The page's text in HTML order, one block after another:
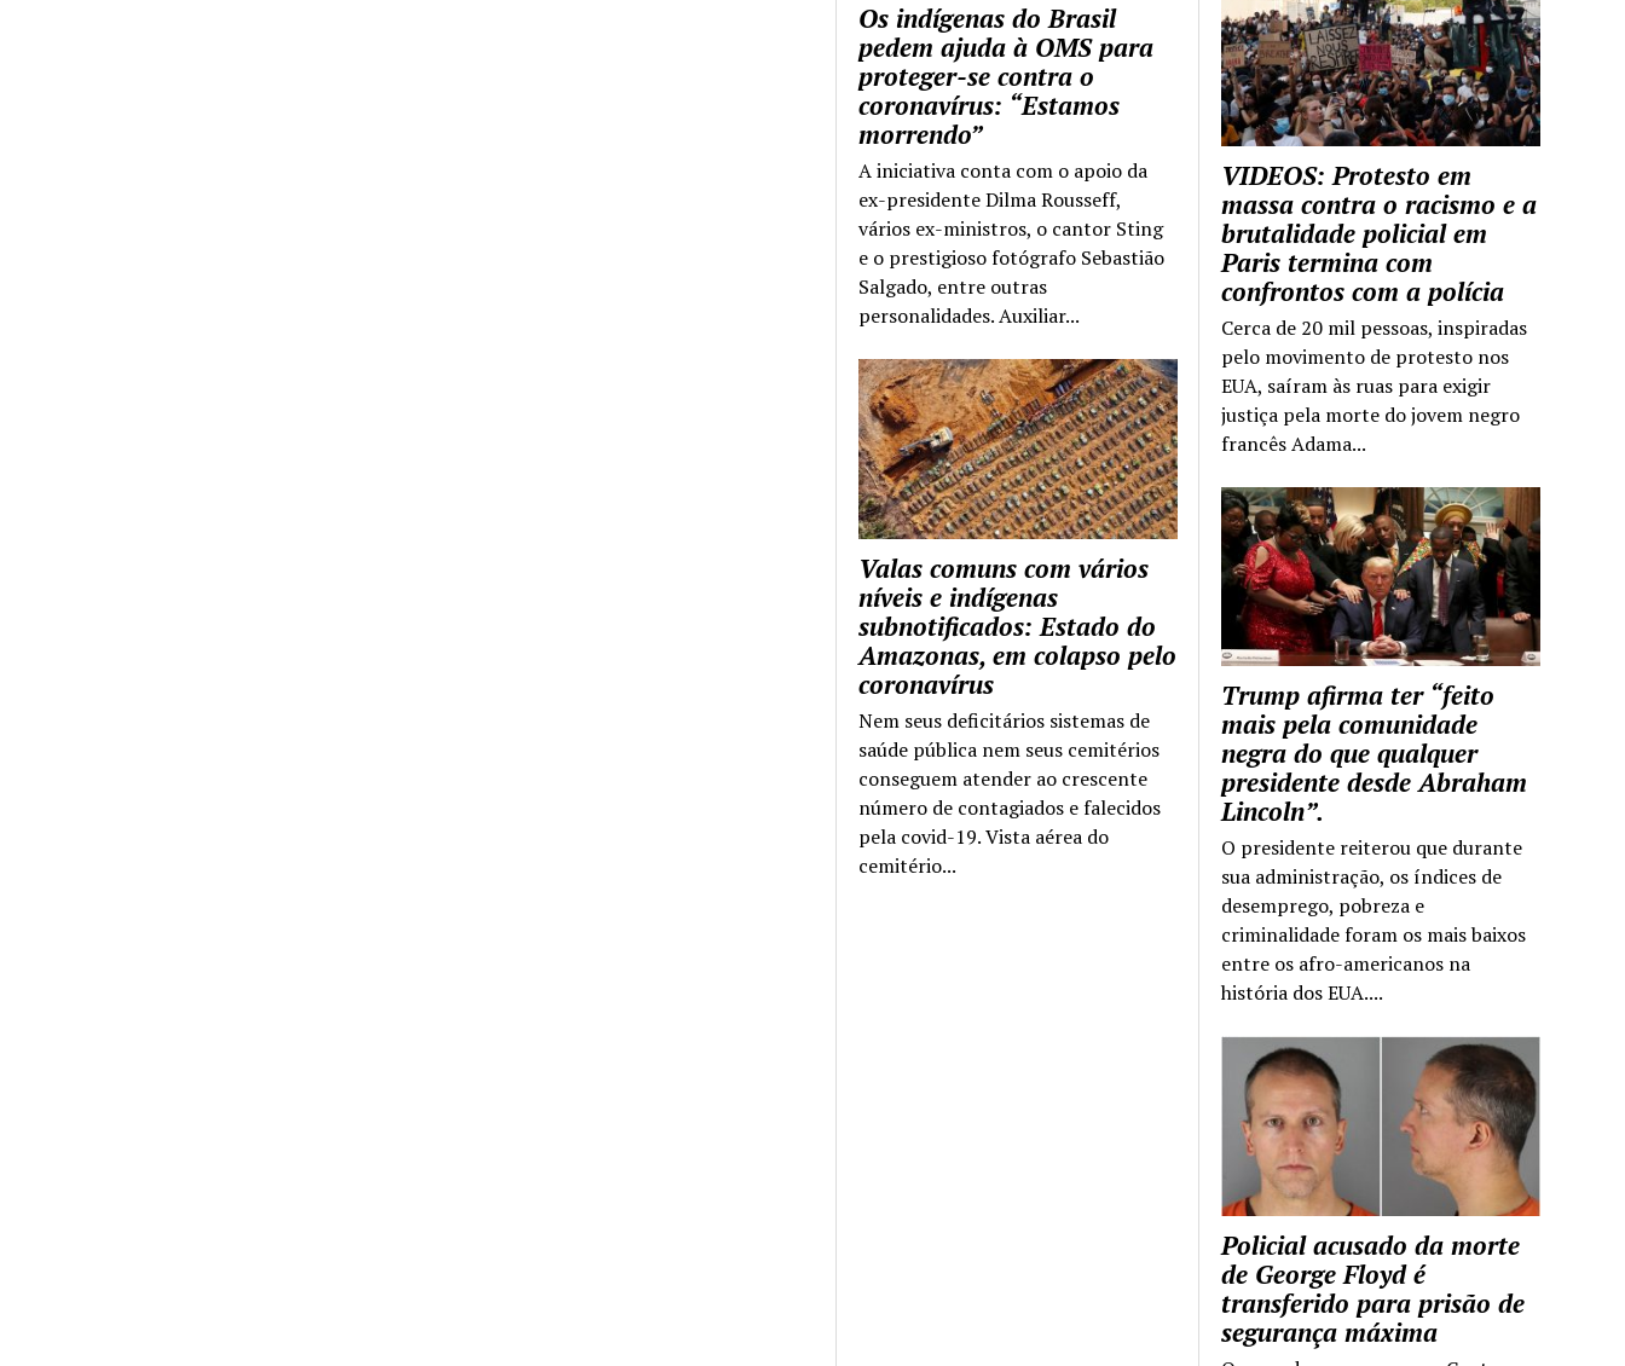
VIDEOS: Protesto em
massa contra o racismo e a
brutalidade policial em
Paris termina com
confrontos com a polícia
Cerca de 20 mil pessoas, inspiradas
pelo movimento de protesto nos
EUA, saíram às ruas para exigir
justiça pela morte do jovem negro
francês Adama...
Trump afirma ter “feito
mais pela comunidade
negra do que qualquer
presidente desde Abraham
Lincoln”.
O presidente reiterou que durante
sua administração, os índices de
desemprego, pobreza e
criminalidade foram os mais baixos
entre os afro-americanos na
história dos EUA....
Policial acusado da morte
de George Floyd é
transferido para prisão de
segurança máxima
Os indígenas do Brasil
pedem ajuda à OMS para
proteger-se contra o
coronavírus: “Estamos
morrendo”
A iniciativa conta com o apoio da
ex-presidente Dilma Rousseff,
vários ex-ministros, o cantor Sting
e o prestigioso fotógrafo Sebastião
Salgado, entre outras
personalidades. Auxiliar...
Valas comuns com vários
níveis e indígenas
subnotificados: Estado do
Amazonas, em colapso pelo
coronavírus
Nem seus deficitários sistemas de
saúde pública nem seus cemitérios
conseguem atender ao crescente
número de contagiados e falecidos
pela covid-19. Vista aérea do
cemitério...